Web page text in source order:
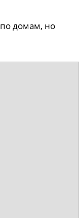
домам, но